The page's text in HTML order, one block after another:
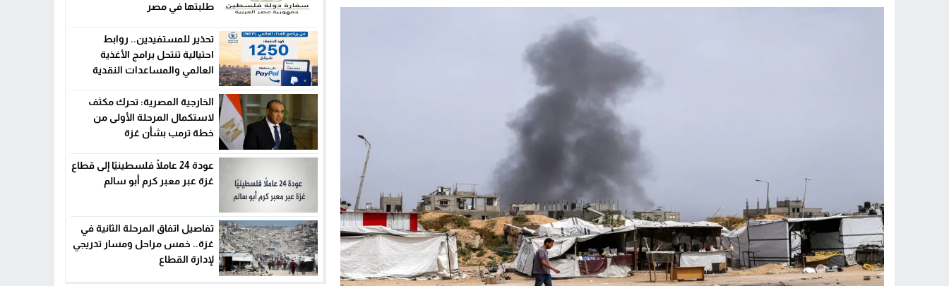
طلبتها في مصر
تحذير للمستفيدين.. روابط
احتيالية تنتحل برامج الأغذية
العالمي والمساعدات النقدية
الخارجية المصرية: تحرك مكثف
لاستكمال المرحلة الأولى من
خطة ترمب بشأن غزة
عودة 24 عاملًا فلسطينيًا إلى قطاع
غزة عبر معبر كرم أبو سالم
تفاصيل اتفاق المرحلة الثانية في
غزة.. خمس مراحل ومسار تدريجي
لإدارة القطاع